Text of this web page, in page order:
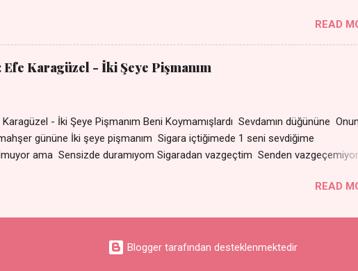
olurum Can canım cananım Yar gözlerin kara mı? Şu cefalar reva mı?
sevdiğin almış Sen de bana varman mı? - Sen üzülme bi yol bulurum İste
durdururum Ben sana yoldaş olurum kurban olurum.. - Sen gülümse bi yol
bulurum Yaslanırsan dağ olurum Ben sana sevda olurum kurban olurum Can
READ
Efe Karagüzel - İki Şeye Pişmanım
Karagüzel - İki Şeye Pişmanım Beni Koymamışlardı Sevdamın düğününe
mahşer gününe İki şeye pişmanım Sigara içtiğimede 1 seni
ama Sensizde duramıyom Sigaradan vazgeçtim Senden
Nakarat Senle olmuyor ama Sensizde duramıyom Sigaradan
READ
Blogger tarafından desteklenmektedir